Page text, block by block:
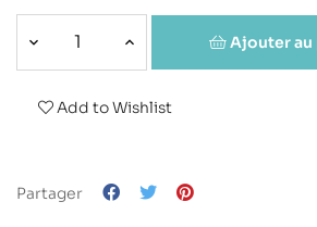
Ajouter au
Add to Wishlist
Partager